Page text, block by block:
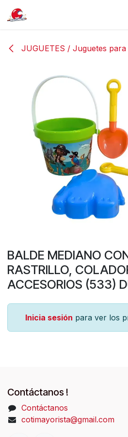
JUGUETES / Juguetes para
BALDE MEDIANO
RASTRILLO,
ACCESORIOS (533)
Inicia sesión para ver los
Contáctanos !
Contáctanos
cotimayorista@gmail.com